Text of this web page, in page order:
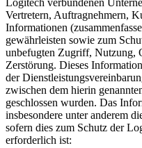
Logitech verbundenen
Vertretern, Auftragnehmern,
Informationen
gewährleisten sowie zum
unbefugten Zugriff, Nutzung,
Zerstörung. Dieses
der
zwischen dem hierin
geschlossen wurden. Das
insbesondere unter anderem
sofern dies zum Schutz der
erforderlich ist: